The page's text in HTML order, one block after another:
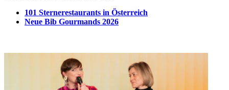
101 Sternerestaurants in Österreich
Neue Bib Gourmands 2026